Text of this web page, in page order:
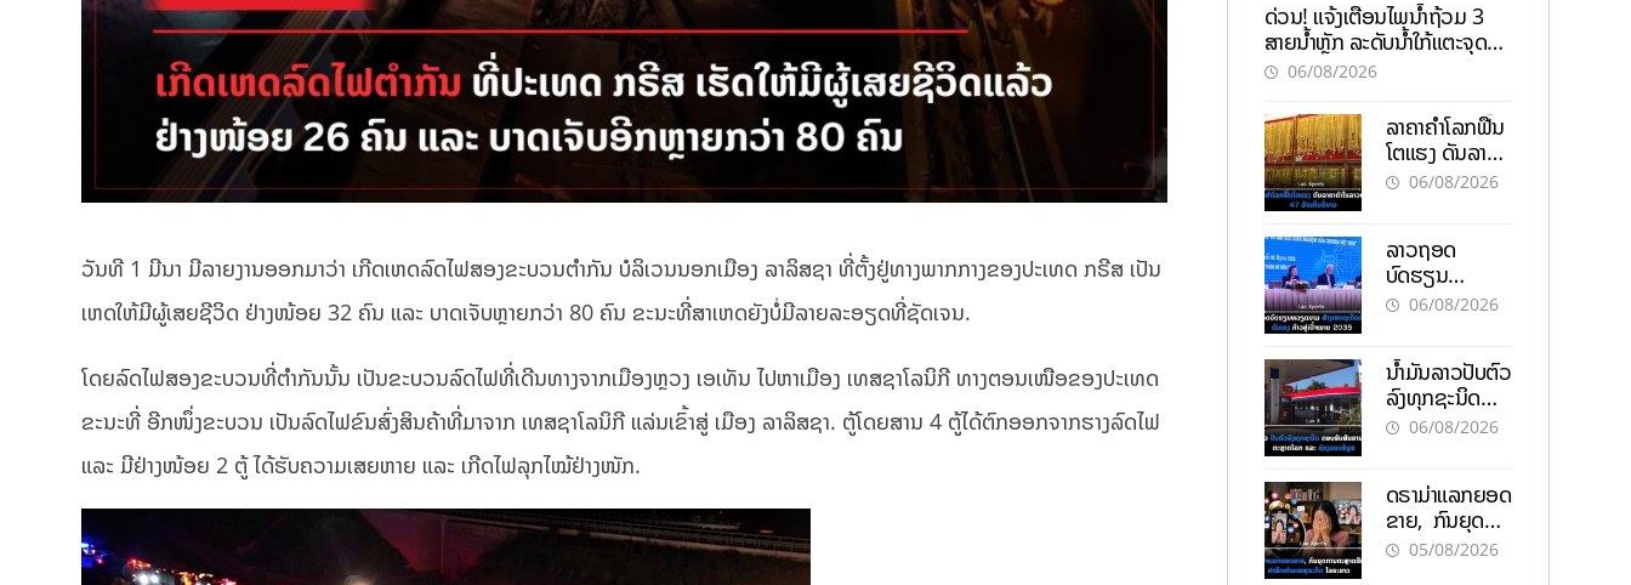
ວັນທີ 1 ມີນາ ມີລາຍງານອອກມາວ່າ ເກີດເຫດລົດໄຟສອງຂະບວນຕໍາກັນ ບໍລິເວນນອກເມືອງ ລາລິສຊາ ທີ່ຕັ້ງຢູ່ທາງພາກກາງຂອງປະເທດ ກຣີສ ເປັນ
ເຫດໃຫ້ມີຜູ້ເສຍຊີວິດ ຢ່າງໜ້ອຍ 32 ຄົນ ແລະ ບາດເຈັບຫຼາຍກວ່າ 80 ຄົນ ຂະນະທີ່ສາເຫດຍັງບໍ່ມີລາຍລະອຽດທີ່ຊັດເຈນ.
ໂດຍລົດໄຟສອງຂະບວນທີ່ຕໍາກັນນັ້ນ ເປັນຂະບວນລົດໄຟທີ່ເດີນທາງຈາກເມືອງຫຼວງ ເອເທັນ ໄປຫາເມືອງ ເທສຊາໂລນິກີ ທາງຕອນເໜືອຂອງປະເທດ
ຂະນະທີ່ ອີກໜຶ່ງຂະບວນ ເປັນລົດໄຟຂົນສົ່ງສິນຄ້າທີ່ມາຈາກ ເທສຊາໂລນິກີ ແລ່ນເຂົ້າສູ່ ເມືອງ ລາລິສຊາ. ຕູ້ໂດຍສານ 4 ຕູ້ໄດ້ຕົກອອກຈາກຮາງລົດໄຟ
ແລະ ມີຢ່າງໜ້ອຍ 2 ຕູ້ ໄດ້ຮັບຄວາມເສຍຫາຍ ແລະ ເກີດໄຟລຸກໄໝ້ຢ່າງໜັກ.
ນໍ້າມັນແພງ
ດ່ວນ! ແຈ້ງເຕືອນໄພນໍ້າຖ້ວມ 3
ສາຍນໍ້າຫຼັກ ລະດັບນໍ້າໃກ້ແຕະຈຸດ
ອັນຕະລາຍ
06/08/2026
ລາຄາຄຳໂລກຟື້ນ
ໂຕແຮງ ດັນລາຄາ
ຄຳໃນລາວທະລຸ
06/08/2026
ລາວຖອດ
ບົດຮຽນ
ຫວຽດນາມ ສ້າງ
ເປົ້າໝາຍ 2035
06/08/2026
ນໍ້າມັນລາວປັບຕົວ
ລົງທຸກຊະນິດ
ຕອບຮັບສັນຍານ
ແຄບຮໍມູສ
06/08/2026
ດຣາມ່າແລກຍອດ
ຂາຍ, ກົນຍຸດ
ການຕະຫຼາດສີ
05/08/2026